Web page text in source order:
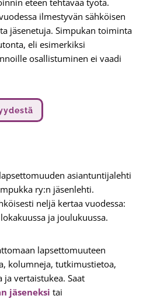
eteen tehtävää työtä.
ilmestyvän sähköisen
jäsenetuja. Simpukan toiminta
eli esimerkiksi
osallistuminen ei vaadi
asiantuntijalehti
ry:n jäsenlehti.
neljä kertaa vuodessa:
ja joulukuussa.
lapsettomuuteen
kolumneja, tutkimustietoa,
vertaistukea. Saat
jäseneksi tai